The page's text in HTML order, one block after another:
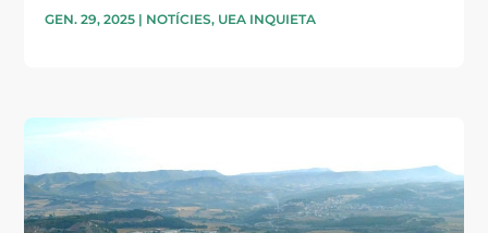
GEN. 29, 2025 | NOTÍCIES, UEA INQUIETA